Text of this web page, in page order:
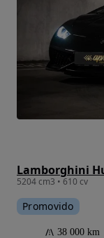
Lamborghini
5204 cm3 • 610 cv
Promovido
38 000 km